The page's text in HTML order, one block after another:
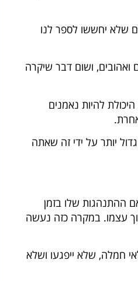
שלא יחששו לספר לנו
ושום דבר שיקרה
להיות נאמנים
יותר על ידי זה שאתה
ההתנהגות שלו בזמן
עצמו. במקרה כזה נעשה
חמלה, שלא ייפגעו ושלא